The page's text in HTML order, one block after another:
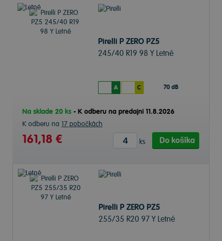
Pirelli P ZERO PZ5
245/40 R19 98 Y Letné
A C 70 dB
Na sklade 20 ks - K odberu na predajni 11.8.2026
K odberu na 17 pobočkách
161,18 € ks Do košíka
Pirelli P ZERO PZ5
255/35 R20 97 Y Letné